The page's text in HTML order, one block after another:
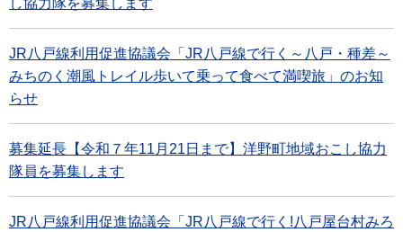
し協力隊を募集します
JR八戸線利用促進協議会「JR八戸線で行く～八戸・種差～
みちのく潮風トレイル歩いて乗って食べて満喫旅」のお知
らせ
募集延長【令和７年11月21日まで】洋野町地域おこし協力
隊員を募集します
JR八戸線利用促進協議会「JR八戸線で行く!八戸屋台村みろ